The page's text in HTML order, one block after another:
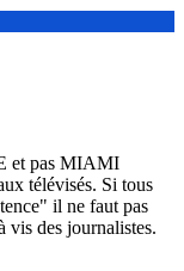
et pas MIAMI
télévisés. Si tous
il ne faut pas
vis des journalistes.